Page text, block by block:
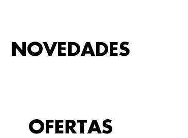
NOVEDADES
OFERTAS